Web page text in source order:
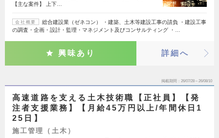
【主な案件】 上下…
会社概要
総合建設業（ゼネコン） ・建築、土木等建設工事の請負 ・建設工事
の調査・企画・設計・監理・マネジメント及びコンサルティング ・…
興味あり 詳細へ
掲載期間 26/07/28～26/08/10
高速道路を支える土木技術職【正社員】【発
注者支援業務】【月給45万円以上/年間休日1
25日】
施工管理（土木）